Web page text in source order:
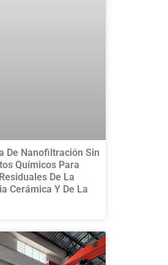
De Nanofiltración Sin
Químicos Para
De La
Cerámica Y De La